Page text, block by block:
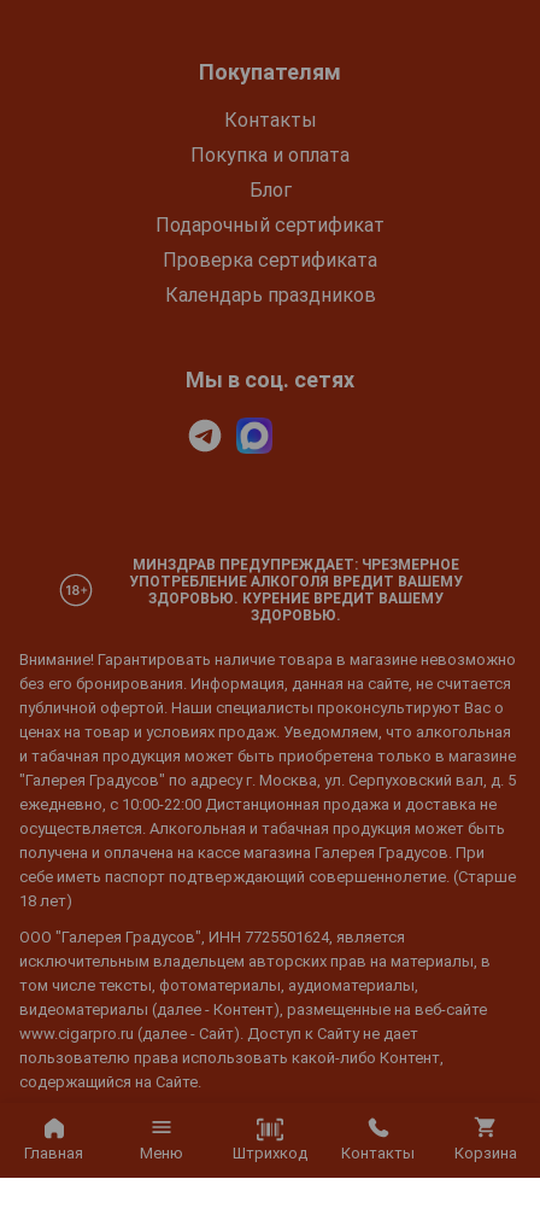
Главная Меню Штрихкод Контакты Корзина
Покупателям
Контакты
Покупка и оплата
Блог
Подарочный сертификат
Проверка сертификата
Календарь праздников
Мы в соц. сетях
МИНЗДРАВ ПРЕДУПРЕЖДАЕТ: ЧРЕЗМЕРНОЕ
УПОТРЕБЛЕНИЕ АЛКОГОЛЯ ВРЕДИТ ВАШЕМУ
ЗДОРОВЬЮ. КУРЕНИЕ ВРЕДИТ ВАШЕМУ
ЗДОРОВЬЮ.
Внимание! Гарантировать наличие товара в магазине невозможно
без его бронирования. Информация, данная на сайте, не считается
публичной офертой. Наши специалисты проконсультируют Вас о
ценах на товар и условиях продаж. Уведомляем, что алкогольная
и табачная продукция может быть приобретена только в магазине
"Галерея Градусов" по адресу г. Москва, ул. Серпуховский вал, д. 5
ежедневно, с 10:00-22:00 Дистанционная продажа и доставка не
осуществляется. Алкогольная и табачная продукция может быть
получена и оплачена на кассе магазина Галерея Градусов. При
себе иметь паспорт подтверждающий совершеннолетие. (Старше
18 лет)
ООО "Галерея Градусов", ИНН 7725501624, является
исключительным владельцем авторских прав на материалы, в
том числе тексты, фотоматериалы, аудиоматериалы,
видеоматериалы (далее - Контент), размещенные на веб-сайте
www.cigarpro.ru (далее - Сайт). Доступ к Сайту не дает
пользователю права использовать какой-либо Контент,
содержащийся на Сайте.
Воспроизведение Контента с Сайта разрешено только для
частного и личного пользования. Любое воспроизведение или
использование копий для любых других целей категорически